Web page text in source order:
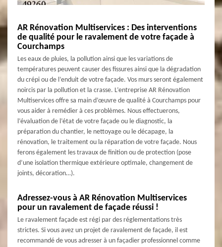
AR Rénovation Multiservices : Des interventions
de qualité pour le ravalement de votre façade à
Courchamps
Les eaux de pluies, la pollution ainsi que les variations de
températures peuvent causer des fissures ainsi que la dégradation
du crépi ou de l’enduit de votre façade. Vos murs seront également
noircis par la pollution et la crasse. L’entreprise AR Rénovation
Multiservices offre sa main d’œuvre de qualité à Courchamps pour
vous aider à remédier à ces problèmes. Nous effectuerons,
l’évaluation de l’état de votre façade ou le diagnostic, la
préparation du chantier, le nettoyage ou le décapage, la
rénovation, le traitement ou la réparation de votre façade. Nous
ferons également les travaux de finition ou de protection (pose
d’une isolation thermique extérieure optimale, changement de
joints, décoration…).
Adressez-vous à AR Rénovation Multiservices
pour un ravalement de façade réussi !
Le ravalement façade est régi par des réglementations très
strictes. Si vous avez un projet de ravalement de façade, il est
recommandé de vous adresser à un façadier professionnel comme